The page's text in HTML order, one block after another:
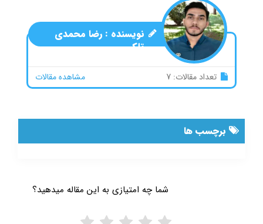
برچسب ها
نویسنده : رضا محمدی
تلکی
تعداد مقالات: 7 مشاهده مقالات
شما چه امتیازی به این مقاله میدهید؟